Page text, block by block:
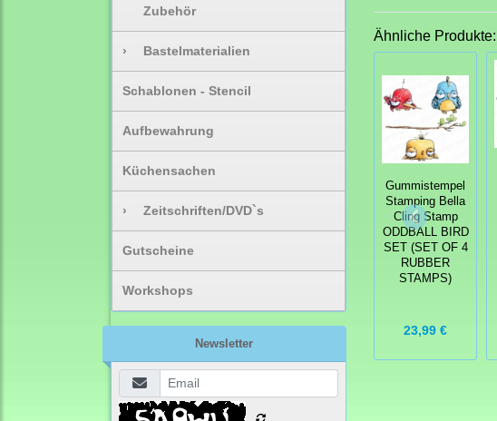
Zubehör
› Bastelmaterialien
Schablonen - Stencil
Aufbewahrung
Küchensachen
› Zeitschriften/DVD`s
Gutscheine
Workshops
Newsletter
Ähnliche Produkte:
Gummistempel
Stamping Bella
Cling Stamp
ODDBALL BIRD
SET (SET OF 4
RUBBER
STAMPS)
23,99 €